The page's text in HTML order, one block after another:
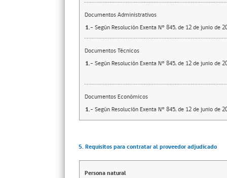
Documentos Administrativos
1.- Según Resolución Exenta N° 845, de 12 de junio de
Documentos Técnicos
1.- Según Resolución Exenta N° 845, de 12 de junio de
Documentos Económicos
1.- Según Resolución Exenta N° 845, de 12 de junio de
5. Requisitos para contratar al proveedor adjudicado
Persona natural